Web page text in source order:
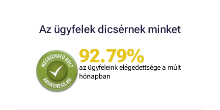
Az ügyfelek dicsérnek minket
92.79%
az ügyfeleink elégedettsége a múlt
hónapban